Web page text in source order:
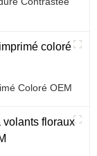
Coloré OEM